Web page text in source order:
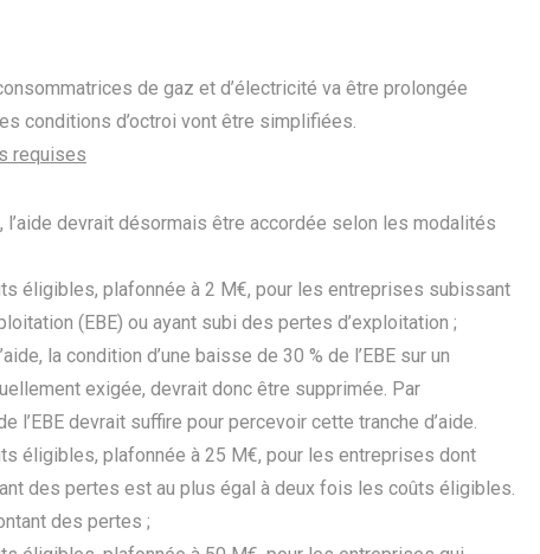
de gaz et d’électricité va être prolongée
conditions d’octroi vont être simplifiées.
requises
l’aide devrait désormais être accordée selon les modalités
éligibles, plafonnée à 2 M€, pour les entreprises subissant
(EBE) ou ayant subi des pertes d’exploitation ;
la condition d’une baisse de 30 % de l’EBE sur un
exigée, devrait donc être supprimée. Par
l’EBE devrait suffire pour percevoir cette tranche d’aide.
éligibles, plafonnée à 25 M€, pour les entreprises dont
des pertes est au plus égal à deux fois les coûts éligibles.
des pertes ;